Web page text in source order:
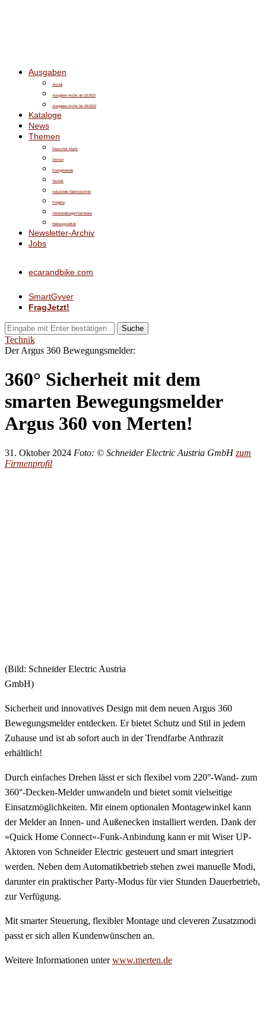
Ausgaben
Aktuell
Ausgaben-Archiv ab 10/2022
Ausgaben-Archiv bis 09/2022
Kataloge
News
Themen
Deutscher Markt
Service
Energiewende
Technik
Industrielle Elektrotechnik
Projekte
Veranstaltungen/Seminare
Meinungsvielfalt
Newsletter-Archiv
Jobs
ecarandbike.com
SmartGyver
FragJetzt!
Suche
Technik
Der Argus 360 Bewegungsmelder:
360° Sicherheit mit dem
smarten Bewegungsmelder
Argus 360 von Merten!
31. Oktober 2024 Foto: © Schneider Electric Austria GmbH zum
Firmenprofil
(Bild: Schneider Electric Austria
GmbH)
Sicherheit und innovatives Design mit dem neuen Argus 360
Bewegungsmelder entdecken. Er bietet Schutz und Stil in jedem
Zuhause und ist ab sofort auch in der Trendfarbe Anthrazit
erhältlich!
Durch einfaches Drehen lässt er sich flexibel vom 220°-Wand- zum
360°-Decken-Melder umwandeln und bietet somit vielseitige
Einsatzmöglichkeiten. Mit einem optionalen Montagewinkel kann
der Melder an Innen- und Außenecken installiert werden. Dank der
»Quick Home Connect«-Funk-Anbindung kann er mit Wiser UP-
Aktoren von Schneider Electric gesteuert und smart integriert
werden. Neben dem Automatikbetrieb stehen zwei manuelle Modi,
darunter ein praktischer Party-Modus für vier Stunden Dauerbetrieb,
zur Verfügung.
Mit smarter Steuerung, flexibler Montage und cleveren Zusatzmodi
passt er sich allen Kundenwünschen an.
Weitere Informationen unterwww.merten.de